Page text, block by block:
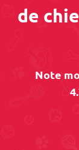
de
Note